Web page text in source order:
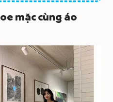
mặc cùng áo